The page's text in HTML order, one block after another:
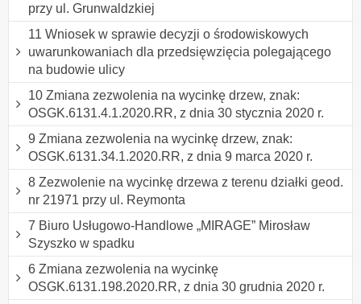
przy ul. Grunwaldzkiej
11 Wniosek w sprawie decyzji o środowiskowych
uwarunkowaniach dla przedsięwzięcia polegającego
na budowie ulicy
10 Zmiana zezwolenia na wycinkę drzew, znak:
OSGK.6131.4.1.2020.RR, z dnia 30 stycznia 2020 r.
9 Zmiana zezwolenia na wycinkę drzew, znak:
OSGK.6131.34.1.2020.RR, z dnia 9 marca 2020 r.
8 Zezwolenie na wycinkę drzewa z terenu działki geod.
nr 21971 przy ul. Reymonta
7 Biuro Usługowo-Handlowe „MIRAGE” Mirosław
Szyszko w spadku
6 Zmiana zezwolenia na wycinkę
OSGK.6131.198.2020.RR, z dnia 30 grudnia 2020 r.